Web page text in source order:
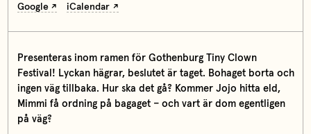
Google iCalendar
Presenteras inom ramen för Gothenburg Tiny Clown
Festival! Lyckan hägrar, beslutet är taget. Bohaget borta och
ingen väg tillbaka. Hur ska det gå? Kommer Jojo hitta eld,
Mimmi få ordning på bagaget – och vart är dom egentligen
på väg?